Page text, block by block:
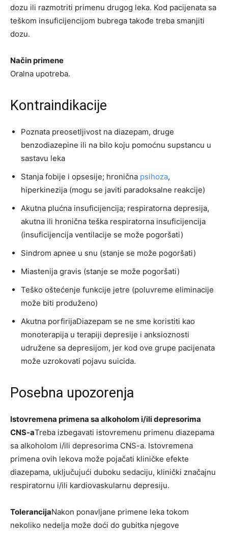
dozu ili razmotriti primenu drugog leka. Kod pacijenata sa
teškom insuficijencijom bubrega takođe treba smanjiti
dozu.
Način primene
Oralna upotreba.
Kontraindikacije
Poznata preosetljivost na diazepam, druge
benzodiazepine ili na bilo koju pomoćnu supstancu u
sastavu leka
Stanja fobije i opsesije; hronična psihoza,
hiperkinezija (mogu se javiti paradoksalne reakcije)
Akutna plućna insuficijencija; respiratorna depresija,
akutna ili hronična teška respiratorna insuficijencija
(insuficijencija ventilacije se može pogoršati)
Sindrom apnee u snu (stanje se može pogoršati)
Miastenija gravis (stanje se može pogoršati)
Teško oštećenje funkcije jetre (poluvreme eliminacije
može biti produženo)
Akutna porfirijaDiazepam se ne sme koristiti kao
monoterapija u terapiji depresije i anksioznosti
udružene sa depresijom, jer kod ove grupe pacijenata
može uzrokovati pojavu suicida.
Posebna upozorenja
Istovremena primena sa alkoholom i/ili depresorima
CNS-aTreba izbegavati istovremenu primenu diazepama
sa alkoholom i/ili depresorima CNS-a. Istovremena
primena ovih lekova može pojačati kliničke efekte
diazepama, uključujući duboku sedaciju, klinički značajnu
respiratornu i/ili kardiovaskularnu depresiju.
TolerancijaNakon ponavljane primene leka tokom
nekoliko nedelja može doći do gubitka njegove